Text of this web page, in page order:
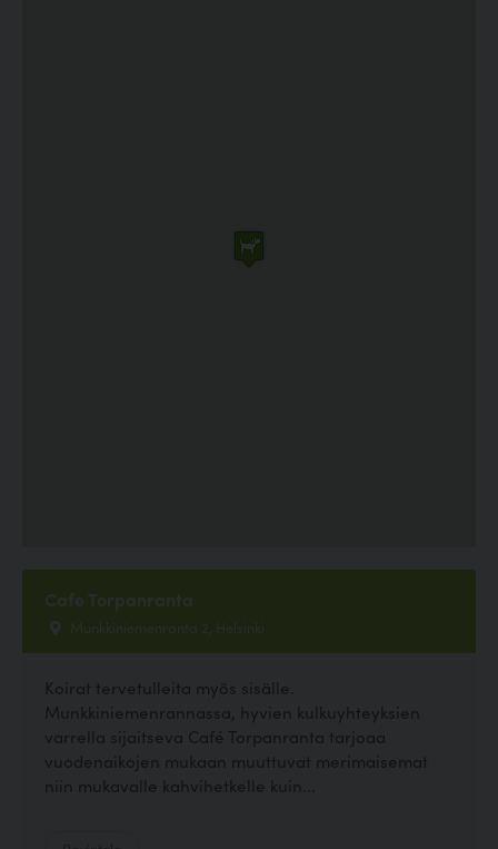
Cafe Torpanranta
Munkkiniemenranta 2, Helsinki
Koirat tervetulleita myös sisälle.
Munkkiniemenrannassa, hyvien kulkuyhteyksien
varrella sijaitseva Café Torpanranta tarjoaa
vuodenaikojen mukaan muuttuvat merimaisemat
niin mukavalle kahvihetkelle kuin...